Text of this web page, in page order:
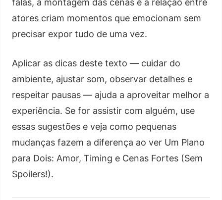
falas, a montagem das cenas e a relação entre
atores criam momentos que emocionam sem
precisar expor tudo de uma vez.
Aplicar as dicas deste texto — cuidar do
ambiente, ajustar som, observar detalhes e
respeitar pausas — ajuda a aproveitar melhor a
experiência. Se for assistir com alguém, use
essas sugestões e veja como pequenas
mudanças fazem a diferença ao ver Um Plano
para Dois: Amor, Timing e Cenas Fortes (Sem
Spoilers!).